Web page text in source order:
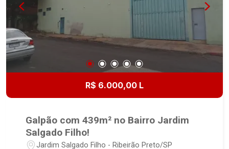
R$ 6.000,00 L
Galpão com 439m² no Bairro Jardim
Salgado Filho!
Jardim Salgado Filho - Ribeirão Preto/SP